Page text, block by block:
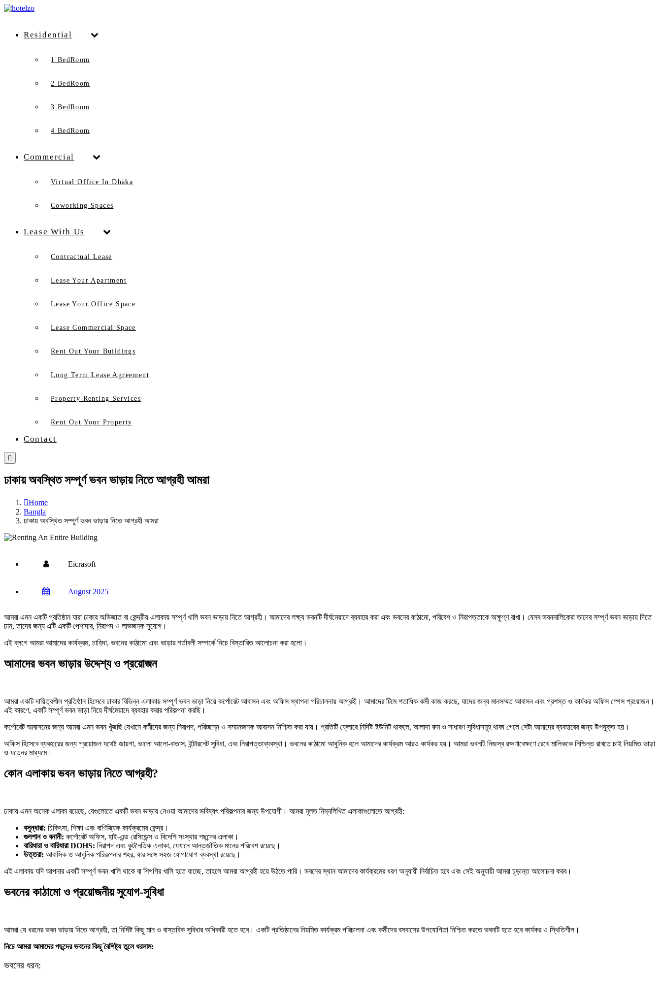
Residential
1 BedRoom
2 BedRoom
3 BedRoom
4 BedRoom
Commercial
Virtual Office In Dhaka
Coworking Spaces
Lease With Us
Contractual Lease
Lease Your Apartment
Lease Your Office Space
Lease Commercial Space
Rent Out Your Buildings
Long Term Lease Agreement
Property Renting Services
Rent Out Your Property
Contact
ঢাকায় অবস্থিত সম্পূর্ণ ভবন ভাড়ায় নিতে আগ্রহী আমরা
Home
Bangla
ঢাকায় অবস্থিত সম্পূর্ণ ভবন ভাড়ায় নিতে আগ্রহী আমরা
Eicrasoft
August 2025
আমরা এমন একটি প্রতিষ্ঠান যারা ঢাকার অভিজাত বা কেন্দ্রীয় এলাকায় সম্পূর্ণ খালি ভবন ভাড়ায় নিতে আগ্রহী। আমাদের লক্ষ্য ভবনটি দীর্ঘমেয়াদে ব্যবহার করা এবং ভবনের কাঠামো, পরিবেশ ও নিরাপত্তাকে অক্ষুণ্ণ রাখা। যেসব ভবনমালিকেরা তাদের সম্পূর্ণ ভবন ভাড়ায় দিতে
চান, তাদের জন্য এটি একটি পেশাদার, নিরাপদ ও লাভজনক সুযোগ।
এই ব্লগে আমরা আমাদের কার্যক্রম, চাহিদা, ভবনের কাঠামো এবং ভাড়ার শর্তাবলী সম্পর্কে নিচে বিস্তারিত আলোচনা করা হলো।
আমাদের ভবন ভাড়ার উদ্দেশ্য ও প্রয়োজন
আমরা একটি দায়িত্বশীল প্রতিষ্ঠান হিসেবে ঢাকার বিভিন্ন এলাকায় সম্পূর্ণ ভবন ভাড়া নিয়ে কর্পোরেট আবাসন এবং অফিস স্থাপনা পরিচালনায় আগ্রহী। আমাদের টিমে শতাধিক কর্মী কাজ করছে, যাদের জন্য মানসম্মত আবাসন এবং প্রশস্ত ও কার্যকর অফিস স্পেস প্রয়োজন।
এই কারণে, একটি সম্পূর্ণ ভবন ভাড়া নিয়ে দীর্ঘমেয়াদে ব্যবহার করার পরিকল্পনা করছি।
কর্পোরেট আবাসনের জন্য আমরা এমন ভবন খুঁজছি যেখানে কর্মীদের জন্য নিরাপদ, পরিচ্ছন্ন ও সম্মানজনক আবাসন নিশ্চিত করা যায়। প্রতিটি ফ্লোরে নির্দিষ্ট ইউনিট থাকলে, আলাদা রুম ও সাধারণ সুবিধাসমূহ থাকা গেলে সেটা আমাদের ব্যবহারের জন্য উপযুক্ত হয়।
অফিস হিসেবে ব্যবহারের জন্য প্রয়োজন যথেষ্ট জায়গা, ভালো আলো-বাতাস, ইন্টারনেট সুবিধা, এবং নিরাপত্তাব্যবস্থা। ভবনের কাঠামো আধুনিক হলে আমাদের কার্যক্রম আরও কার্যকর হয়। আমরা ভবনটি নিজস্ব রক্ষণাবেক্ষণে রেখে মালিককে নিশ্চিন্ত রাখতে চাই নিয়মিত ভাড়া
ও যত্নের মাধ্যমে।
কোন এলাকায় ভবন ভাড়ায় নিতে আগ্রহী?
ঢাকায় এমন অনেক এলাকা রয়েছে, যেগুলোতে একটি ভবন ভাড়ায় নেওয়া আমাদের ভবিষ্যৎ পরিকল্পনার জন্য উপযোগী। আমরা মূলত নিম্নলিখিত এলাকাগুলোতে আগ্রহী:
বসুন্ধারা: চিকিৎসা, শিক্ষা এবং বাণিজ্যিক কার্যক্রমের কেন্দ্র।
গুলশান ও বনানী: কর্পোরেট অফিস, হাই-এন্ড রেসিডেন্স ও বিদেশি সংস্থার পছন্দের এলাকা।
বারিধারা ও বারিধারা DOHS: নিরাপদ এবং কূটনৈতিক এলাকা, যেখানে আন্তর্জাতিক মানের পরিবেশ রয়েছে।
উত্তরা: আবাসিক ও আধুনিক পরিকল্পনার শহর, যার সঙ্গে সহজ যোগাযোগ ব্যবস্থা রয়েছে।
এই এলাকায় যদি আপনার একটি সম্পূর্ণ ভবন খালি থাকে বা শিগগির খালি হতে যাচ্ছে, তাহলে আমরা আগ্রহী হয়ে উঠতে পারি। ভবনের স্থান আমাদের কার্যক্রমের ধরণ অনুযায়ী নির্বাচিত হবে এবং সেই অনুযায়ী আমরা চূড়ান্ত আলোচনা করব।
ভবনের কাঠামো ও প্রয়োজনীয় সুযোগ-সুবিধা
আমরা যে ধরনের ভবন ভাড়ায় নিতে আগ্রহী, তা নির্দিষ্ট কিছু মান ও বাস্তবিক সুবিধার অধিকারী হতে হবে। একটি প্রতিষ্ঠানের নিয়মিত কার্যক্রম পরিচালনা এবং কর্মীদের বসবাসের উপযোগিতা নিশ্চিত করতে ভবনটি হতে হবে কার্যকর ও স্থিতিশীল।
নিচে আমরা আমাদের পছন্দের ভবনের কিছু বৈশিষ্ট্য তুলে ধরলাম:
ভবনের ধরন: